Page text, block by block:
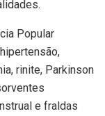
Popular
rinite, Parkinson
e fraldas